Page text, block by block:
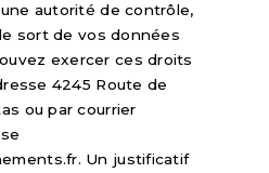
autorité de contrôle,
sort de vos données
exercer ces droits
4245 Route de
ou par courrier
Un justificatif